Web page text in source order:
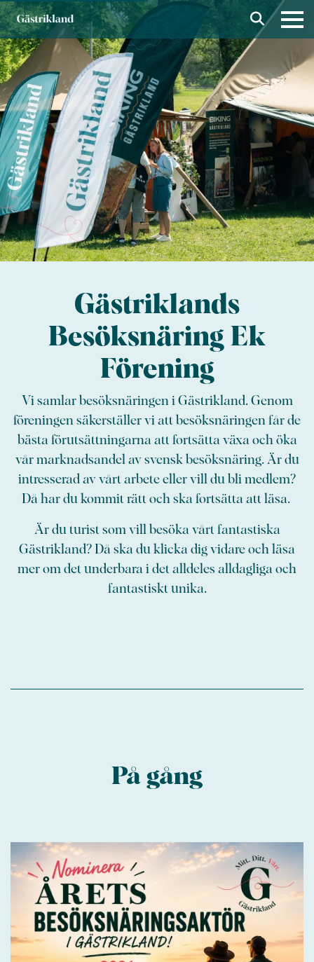
Gästriklands
Besöksnäring Ek
Förening
Vi samlar besöksnäringen i Gästrikland. Genom
föreningen säkerställer vi att besöksnäringen får de
bästa förutsättningarna att fortsätta växa och öka
vår marknadsandel av svensk besöksnäring. Är du
intresserad av vårt arbete eller vill du bli medlem?
Då har du kommit rätt och ska fortsätta att läsa.
Är du turist som vill besöka vårt fantastiska
Gästrikland? Då ska du klicka dig vidare och läsa
mer om det underbara i det alldeles alldagliga och
fantastiskt unika.
På gång